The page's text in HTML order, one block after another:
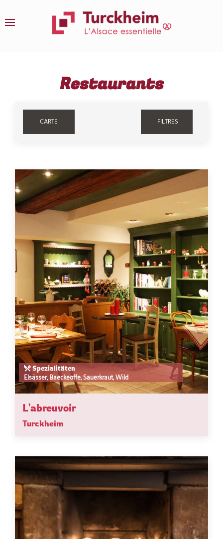
Zum Hauptinhalt springen
Restaurants
CARTE FILTRES
Spezialitäten
Elsässer, Baeckeoffe, Sauerkraut, Wild
L'abreuvoir
Turckheim